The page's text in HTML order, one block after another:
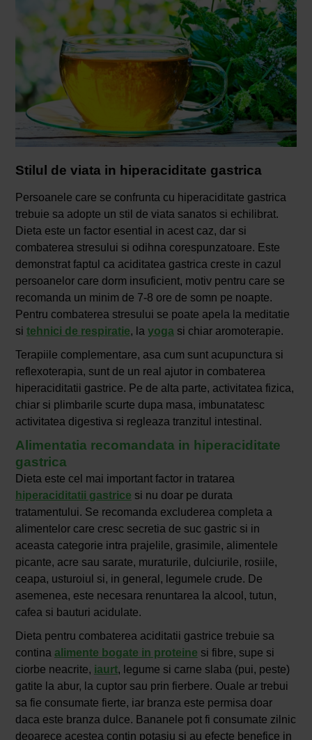
Stilul de viata in hiperaciditate gastrica
Persoanele care se confrunta cu hiperaciditate gastrica
trebuie sa adopte un stil de viata sanatos si echilibrat.
Dieta este un factor esential in acest caz, dar si
combaterea stresului si odihna corespunzatoare. Este
demonstrat faptul ca aciditatea gastrica creste in cazul
persoanelor care dorm insuficient, motiv pentru care se
recomanda un minim de 7-8 ore de somn pe noapte.
Pentru combaterea stresului se poate apela la meditatie
si tehnici de respiratie, la yoga si chiar aromoterapie.
Terapiile complementare, asa cum sunt acupunctura si
reflexoterapia, sunt de un real ajutor in combaterea
hiperaciditatii gastrice. Pe de alta parte, activitatea fizica,
chiar si plimbarile scurte dupa masa, imbunatatesc
activitatea digestiva si regleaza tranzitul intestinal.
Alimentatia recomandata in hiperaciditate
gastrica
Dieta este cel mai important factor in tratarea
hiperaciditatii gastrice si nu doar pe durata
tratamentului. Se recomanda excluderea completa a
alimentelor care cresc secretia de suc gastric si in
aceasta categorie intra prajelile, grasimile, alimentele
picante, acre sau sarate, muraturile, dulciurile, rosiile,
ceapa, usturoiul si, in general, legumele crude. De
asemenea, este necesara renuntarea la alcool, tutun,
cafea si bauturi acidulate.
Dieta pentru combaterea aciditatii gastrice trebuie sa
contina alimente bogate in proteine si fibre, supe si
ciorbe neacrite, iaurt, legume si carne slaba (pui, peste)
gatite la abur, la cuptor sau prin fierbere. Ouale ar trebui
sa fie consumate fierte, iar branza este permisa doar
daca este branza dulce. Bananele pot fi consumate zilnic
deoarece acestea contin potasiu si au efecte benefice in